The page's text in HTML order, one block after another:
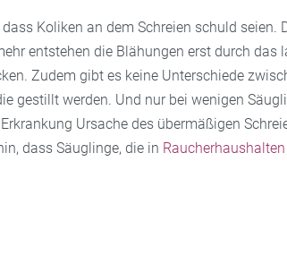
Koliken an dem Schreien schuld seien.
entstehen die Blähungen erst durch das
Zudem gibt es keine Unterschiede
gestillt werden. Und nur bei wenigen
Ursache des übermäßigen
dass Säuglinge, die in Raucherhaushalten